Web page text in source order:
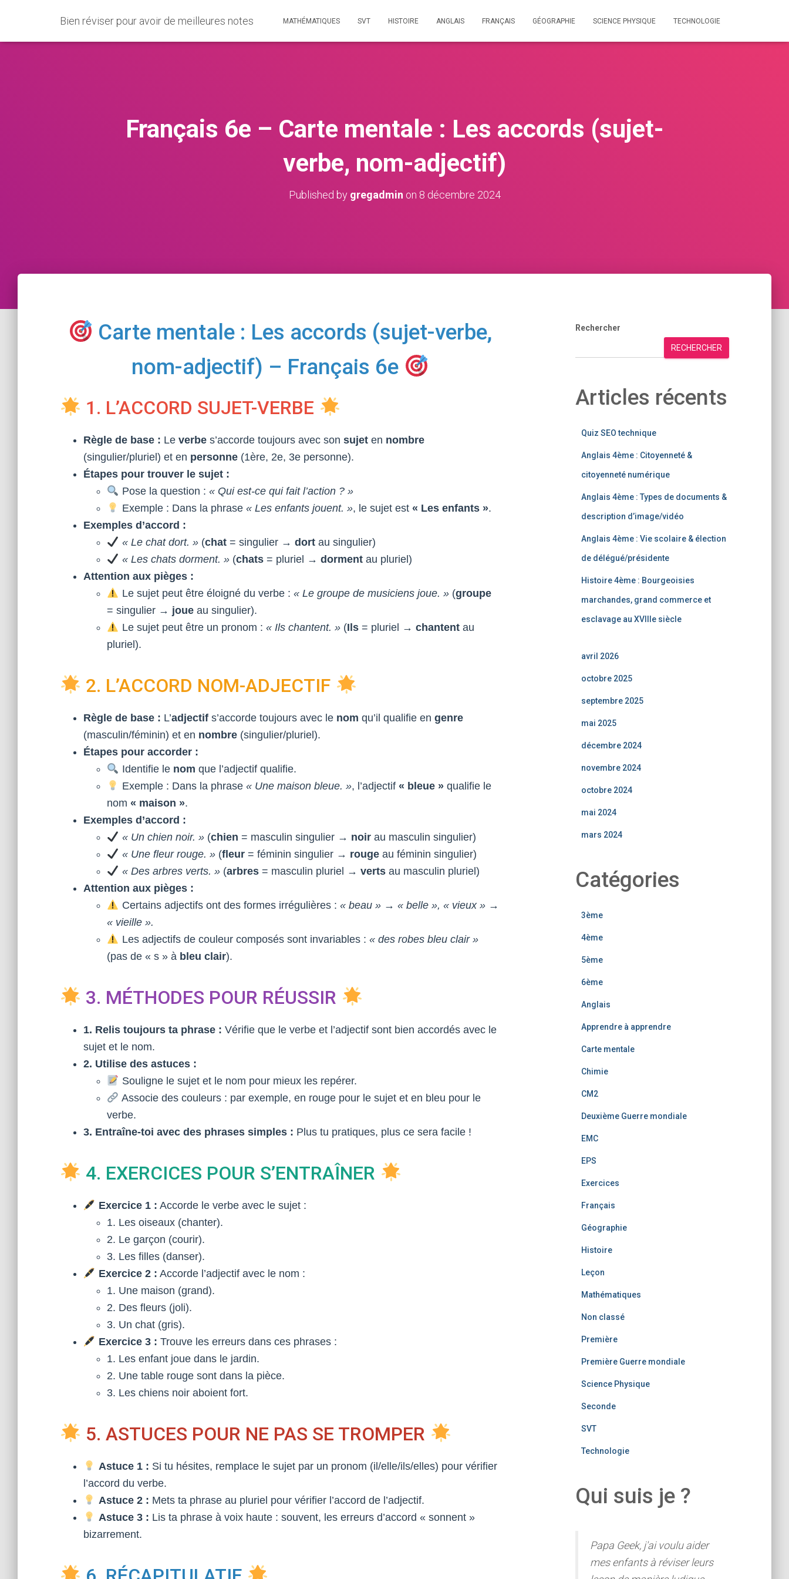
Bien réviser pour avoir de meilleures notes MATHÉMATIQUES SVT HISTOIRE ANGLAIS FRANÇAIS GÉOGRAPHIE SCIENCE PHYSIQUE TECHNOLOGIE
Français 6e – Carte mentale : Les accords (sujet-
verbe, nom-adjectif)
Published by gregadmin on 8 décembre 2024
Carte mentale : Les accords (sujet-verbe,
nom-adjectif) – Français 6e
1. L’ACCORD SUJET-VERBE
Règle de base : Le verbe s’accorde toujours avec son sujet en nombre
(singulier/pluriel) et en personne (1ère, 2e, 3e personne).
Étapes pour trouver le sujet :
Pose la question : « Qui est-ce qui fait l’action ? »
Exemple : Dans la phrase « Les enfants jouent. », le sujet est « Les enfants ».
Exemples d’accord :
« Le chat dort. »(chat= singulier → dortau singulier)
« Les chats dorment. »(chats= pluriel → dormentau pluriel)
Attention aux pièges :
Le sujet peut être éloigné du verbe : « Le groupe de musiciens joue. »(groupe
= singulier → joue au singulier).
Le sujet peut être un pronom : « Ils chantent. »(Ils= pluriel → chantentau
pluriel).
2. L’ACCORD NOM-ADJECTIF
Règle de base : L’adjectif s’accorde toujours avec le nom qu’il qualifie en genre
(masculin/féminin) et en nombre (singulier/pluriel).
Étapes pour accorder :
Identifie le nom que l’adjectif qualifie.
Exemple : Dans la phrase « Une maison bleue. », l’adjectif « bleue »qualifie le
nom « maison ».
Exemples d’accord :
« Un chien noir. »(chien = masculin singulier → noirau masculin singulier)
« Une fleur rouge. »(fleur= féminin singulier → rougeau féminin singulier)
« Des arbres verts. »(arbres= masculin pluriel → vertsau masculin pluriel)
Attention aux pièges :
Certains adjectifs ont des formes irrégulières : « beau » → « belle », « vieux » →
« vieille ».
Les adjectifs de couleur composés sont invariables : « des robes bleu clair »
(pas de « s » à bleu clair).
3. MÉTHODES POUR RÉUSSIR
1. Relis toujours ta phrase : Vérifie que le verbe et l’adjectif sont bien accordés avec le
sujet et le nom.
2. Utilise des astuces :
Souligne le sujet et le nom pour mieux les repérer.
Associe des couleurs : par exemple, en rouge pour le sujet et en bleu pour le
verbe.
3. Entraîne-toi avec des phrases simples : Plus tu pratiques, plus ce sera facile !
4. EXERCICES POUR S’ENTRAÎNER
Exercice 1 : Accorde le verbe avec le sujet :
1. Les oiseaux (chanter).
2. Le garçon (courir).
3. Les filles (danser).
Exercice 2 : Accorde l’adjectif avec le nom :
1. Une maison (grand).
2. Des fleurs (joli).
3. Un chat (gris).
Exercice 3 : Trouve les erreurs dans ces phrases :
1. Les enfant joue dans le jardin.
2. Une table rouge sont dans la pièce.
3. Les chiens noir aboient fort.
5. ASTUCES POUR NE PAS SE TROMPER
Astuce 1 : Si tu hésites, remplace le sujet par un pronom (il/elle/ils/elles) pour vérifier
l’accord du verbe.
Astuce 2 : Mets ta phrase au pluriel pour vérifier l’accord de l’adjectif.
Astuce 3 : Lis ta phrase à voix haute : souvent, les erreurs d’accord « sonnent »
bizarrement.
Rechercher
RECHERCHER
Articles récents
Quiz SEO technique
Anglais 4ème : Citoyenneté &
citoyenneté numérique
Anglais 4ème : Types de documents &
description d’image/vidéo
Anglais 4ème : Vie scolaire & élection
de délégué/présidente
Histoire 4ème : Bourgeoisies
marchandes, grand commerce et
esclavage au XVIIIe siècle
avril 2026
octobre 2025
septembre 2025
mai 2025
décembre 2024
novembre 2024
octobre 2024
mai 2024
mars 2024
Catégories
3ème
4ème
5ème
6ème
Anglais
Apprendre à apprendre
Carte mentale
Chimie
CM2
Deuxième Guerre mondiale
EMC
EPS
Exercices
Français
Géographie
Histoire
Leçon
Mathématiques
Non classé
Première
Première Guerre mondiale
Science Physique
Seconde
SVT
Technologie
Qui suis je ?
Papa Geek, j'ai voulu aider
mes enfants à réviser leurs